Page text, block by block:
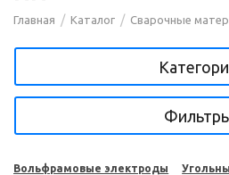
Главная / Каталог / Сварочные
Вольфрамовые электроды